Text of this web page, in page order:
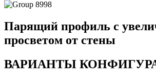
Парящий профиль с
просветом от стены
ВАРИАНТЫ